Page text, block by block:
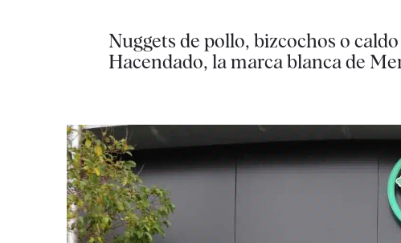
Nuggets de pollo, bizcochos o
Hacendado, la marca blanca de